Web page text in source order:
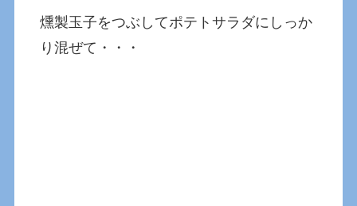
燻製玉子をつぶしてポテトサラダにしっか
り混ぜて・・・